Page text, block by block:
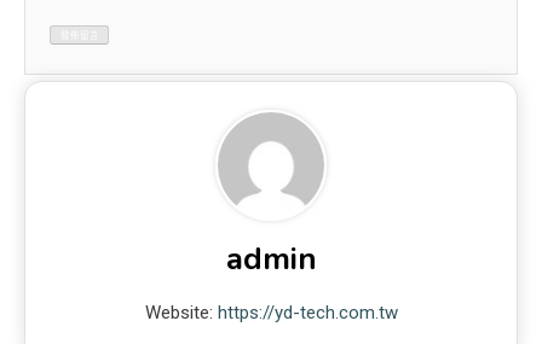
admin
Website: https://yd-tech.com.tw